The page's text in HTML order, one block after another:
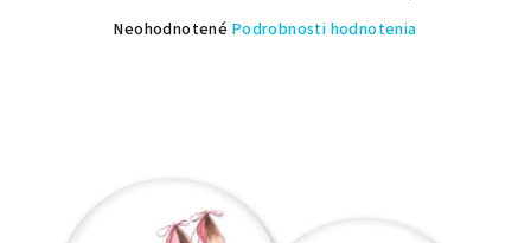
Priemerné
hviezdičiek.
Neohodnotené Podrobnosti hodnotenia